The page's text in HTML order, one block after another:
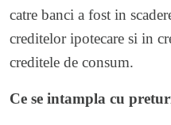
catre banci a fost in
creditelor ipotecare si in
creditele de consum.
Ce se intampla cu